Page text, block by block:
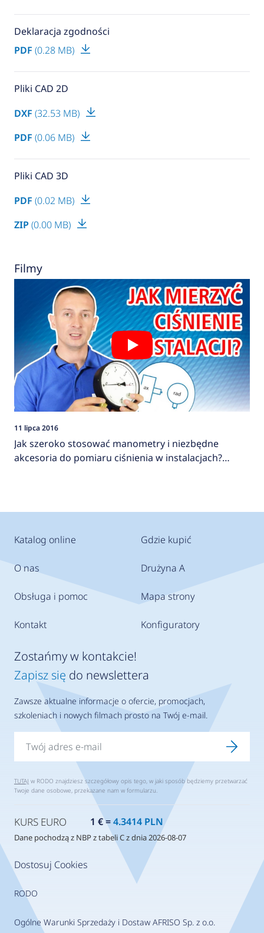
Deklaracja zgodności
PDF (0.28 MB)
Pliki CAD 2D
DXF (32.53 MB)
PDF (0.06 MB)
Pliki CAD 3D
PDF (0.02 MB)
ZIP (0.00 MB)
Filmy
11 lipca 2016
Jak szeroko stosować manometry i niezbędne
akcesoria do pomiaru ciśnienia w instalacjach?
Katalog online
O nas
Obsługa i pomoc
Kontakt
Gdzie kupić
Drużyna A
Mapa strony
Konfiguratory
Dostosuj Cookies
RODO
Ogólne Warunki Sprzedaży i Dostaw AFRISO Sp. z o.o.
Zostańmy w kontakcie!
Zapisz się do newslettera
Zawsze aktualne informacje o ofercie, promocjach,
szkoleniach i nowych filmach prosto na Twój e-mail.
TUTAJ w RODO znajdziesz szczegółowy opis tego, w jaki sposób będziemy przetwarzać
Twoje dane osobowe, przekazane nam w formularzu.
KURS EURO 1 € =4.3414 PLN
Dane pochodzą z NBP z tabeli C z dnia 2026-08-07